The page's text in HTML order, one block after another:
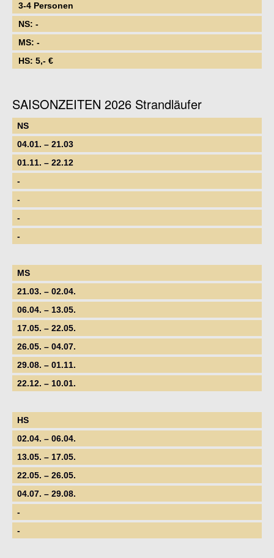
3-4 Personen
NS: -
MS: -
HS: 5,- €
SAISONZEITEN 2026 Strandläufer
NS
04.01. – 21.03
01.11. – 22.12
-
-
-
-
MS
21.03. – 02.04.
06.04. – 13.05.
17.05. – 22.05.
26.05. – 04.07.
29.08. – 01.11.
22.12. – 10.01.
HS
02.04. – 06.04.
13.05. – 17.05.
22.05. – 26.05.
04.07. – 29.08.
-
-